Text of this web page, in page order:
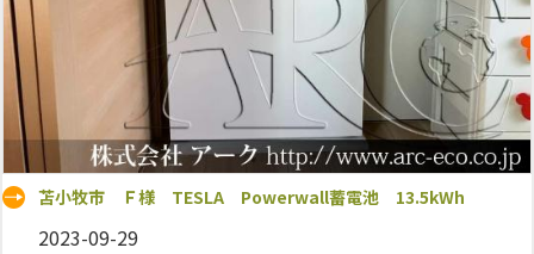
苫小牧市 Ｆ様 TESLA Powerwall蓄電池 13.5kWh
2023-09-29